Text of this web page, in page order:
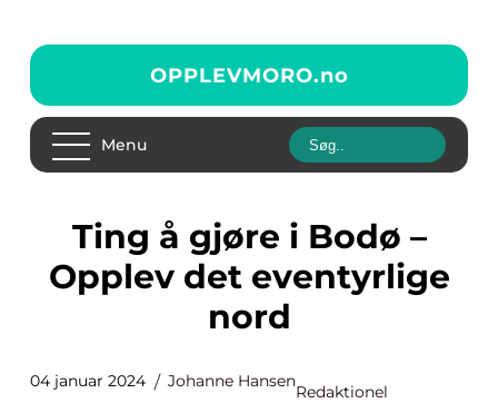
OPPLEVMORO.no
Menu
Ting å gjøre i Bodø –
Opplev det eventyrlige
nord
04 januar 2024 Johanne Hansen
Redaktionel